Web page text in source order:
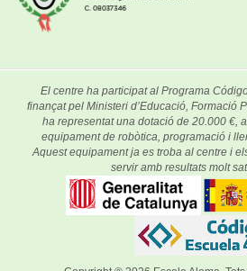
El centre ha participat al Programa
finançat pel Ministeri d’Educació, Formació
ha representat una dotació de 20.000 €,
equipament de robòtica, programació i
Aquest equipament ja es troba al centre i
servir amb resultats molt